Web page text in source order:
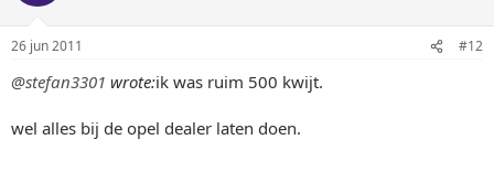
26 jun 2011 #12
@stefan3301 wrote:ik was ruim 500 kwijt.
wel alles bij de opel dealer laten doen.